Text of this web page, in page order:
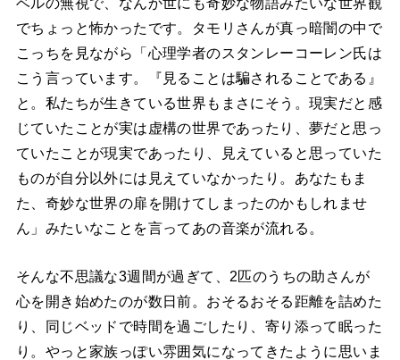
ベルの無視で、なんか世にも奇妙な物語みたいな世界観
でちょっと怖かったです。タモリさんが真っ暗闇の中で
こっちを見ながら「心理学者のスタンレーコーレン氏は
こう言っています。『見ることは騙されることである』
と。私たちが生きている世界もまさにそう。現実だと感
じていたことが実は虚構の世界であったり、夢だと思っ
ていたことが現実であったり、見えていると思っていた
ものが自分以外には見えていなかったり。あなたもま
た、奇妙な世界の扉を開けてしまったのかもしれませ
ん」みたいなことを言ってあの音楽が流れる。
そんな不思議な3週間が過ぎて、2匹のうちの助さんが
心を開き始めたのが数日前。おそるおそる距離を詰めた
り、同じベッドで時間を過ごしたり、寄り添って眠った
り。やっと家族っぽい雰囲気になってきたように思いま